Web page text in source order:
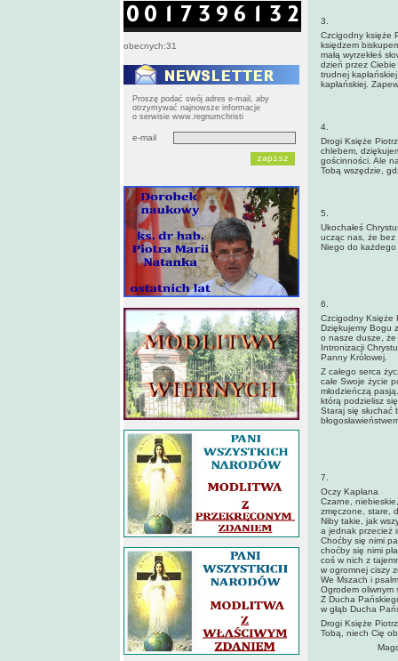
obecnych:31
Proszę podać swój adres e-mail, aby
otrzymywać najnowsze informacje
o serwisie www.regnumchristi
e-mail
3.
Czcigodny księże
księdzem
małą wyrzekłeś
dzień przez
trudnej
kapłańskiej.
4.
Drogi Księże
chlebem,
gościnności. Ale
Tobą wszędzie,
5.
Ukochałeś
ucząc nas, że bez
Niego do każdego
6.
Czcigodny Księże
Dziękujemy Bogu
o nasze dusze, że
Intronizacji
Panny Królowej.
Z całego serca
całe Swoje życie
młodzieńczą
którą podzielisz
Staraj się
7.
Oczy Kapłana
Czarne,
zmęczone, stare,
Niby takie, jak
a jednak przecież
Choćby się nimi
choćby się nimi
coś w nich z
w ogromnej ciszy
We Mszach i
Ogrodem oliwnym
Z Ducha
w głąb Ducha
Drogi Księże
Tobą, niech Cię